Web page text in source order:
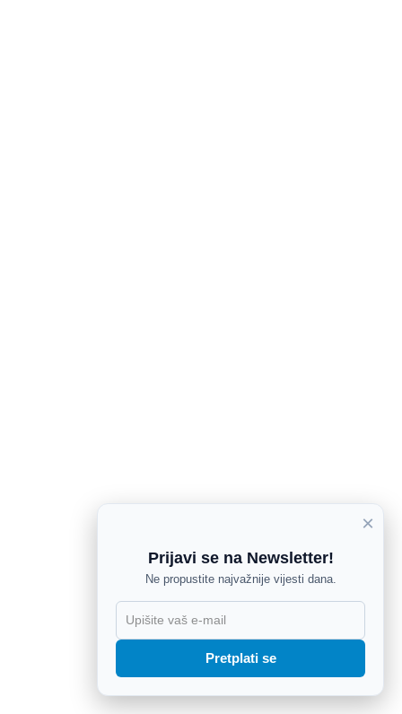
×
Prijavi se na Newsletter!
Ne propustite najvažnije vijesti dana.
Pretplati se